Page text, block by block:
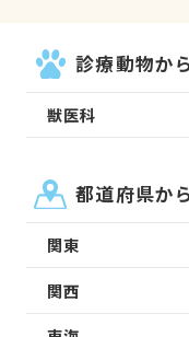
診療動物か
獣医科
都道府県か
関東
関西